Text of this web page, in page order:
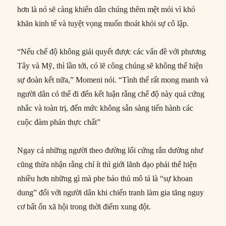
hơn là nó sẽ càng khiến dân chúng thêm mệt mỏi vì khó
khăn kinh tế và tuyệt vọng muốn thoát khỏi sự cô lập.
“Nếu chế độ không giải quyết được các vấn đề với phương
Tây và Mỹ, thì lần tới, có lẽ công chúng sẽ không thể hiện
sự đoàn kết nữa,” Momeni nói. “Tình thế rất mong manh và
người dân có thể đi đến kết luận rằng chế độ này quá cứng
nhắc và toàn trị, đến mức không sẵn sàng tiến hành các
cuộc đàm phán thực chất”
Ngay cả những người theo đường lối cứng rắn dường như
cũng thừa nhận rằng chí ít thì giới lãnh đạo phải thể hiện
nhiều hơn những gì mà phe bảo thủ mô tả là “sự khoan
dung” đối với người dân khi chiến tranh làm gia tăng nguy
cơ bất ổn xã hội trong thời điểm xung đột.